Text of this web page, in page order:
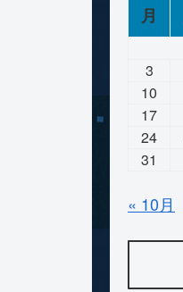
月
3
10
17
24
31
« 10月